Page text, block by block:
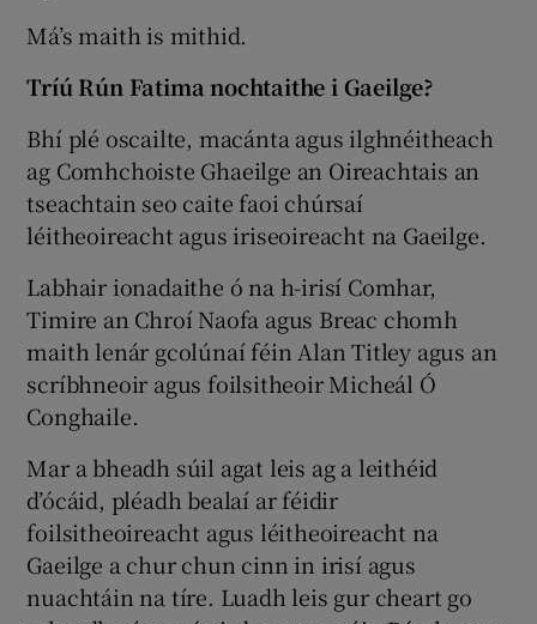
Má’s maith is mithid.
Tríú Rún Fatima nochtaithe i Gaeilge?
Bhí plé oscailte, macánta agus ilghnéitheach
ag Comhchoiste Ghaeilge an Oireachtais an
tseachtain seo caite faoi chúrsaí
léitheoireacht agus iriseoireacht na Gaeilge.
Labhair ionadaithe ó na h-irisí Comhar,
Timire an Chroí Naofa agus Breac chomh
maith lenár gcolúnaí féin Alan Titley agus an
scríbhneoir agus foilsitheoir Micheál Ó
Conghaile.
Mar a bheadh súil agat leis ag a leithéid
d’ócáid, pléadh bealaí ar féidir
foilsitheoireacht agus léitheoireacht na
Gaeilge a chur chun cinn in irisí agus
nuachtáin na tíre. Luadh leis gur cheart go